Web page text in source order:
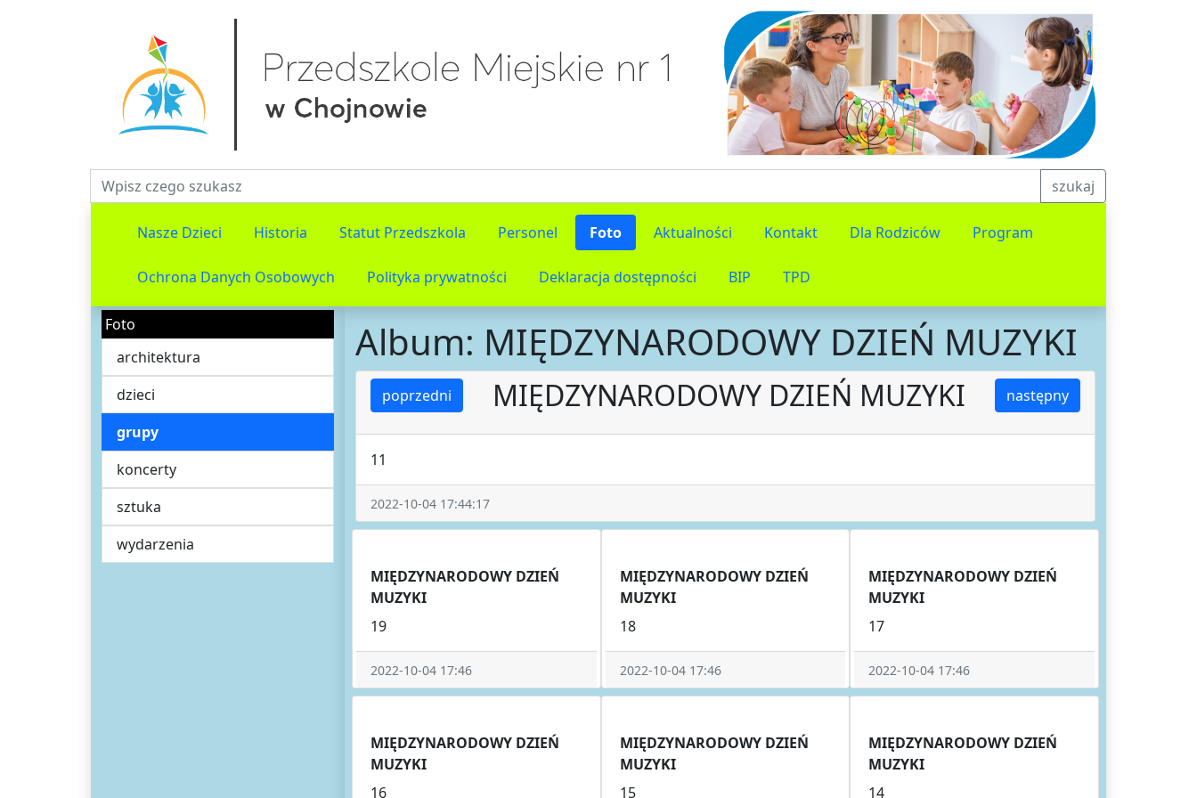
Fraza do wyszukiwania szukaj
Nasze Dzieci Historia Statut Przedszkola Personel Foto Aktualności Kontakt Dla Rodziców Program
Ochrona Danych Osobowych Polityka prywatności Deklaracja dostępności BIP TPD
Foto
architektura
dzieci
grupy
koncerty
sztuka
wydarzenia
Album: MIĘDZYNARODOWY DZIEŃ MUZYKI
poprzedni następny
MIĘDZYNARODOWY DZIEŃ MUZYKI
11
2022-10-04 17:44:17
MIĘDZYNARODOWY DZIEŃ
MUZYKI
19
2022-10-04 17:46
MIĘDZYNARODOWY DZIEŃ
MUZYKI
18
2022-10-04 17:46
MIĘDZYNARODOWY DZIEŃ
MUZYKI
17
2022-10-04 17:46
MIĘDZYNARODOWY DZIEŃ
MUZYKI
16
MIĘDZYNARODOWY DZIEŃ
MUZYKI
15
MIĘDZYNARODOWY DZIEŃ
MUZYKI
14